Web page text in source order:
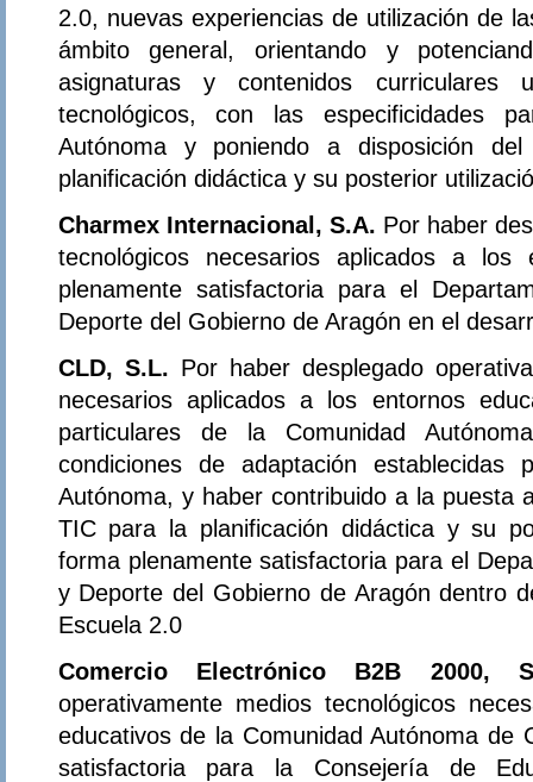
2.0, nuevas experiencias de utilización de
ámbito general, orientando y
asignaturas y contenidos curriculares
tecnológicos, con las especificidades
Autónoma y poniendo a disposición
planificación didáctica y su posterior
Charmex Internacional, S.A. Por haber
tecnológicos necesarios aplicados a los
plenamente satisfactoria para el
Deporte del Gobierno de Aragón en el
CLD, S.L. Por haber desplegado
necesarios aplicados a los entornos
particulares de la Comunidad
condiciones de adaptación establecidas
Autónoma, y haber contribuido a la puesta
TIC para la planificación didáctica y su
forma plenamente satisfactoria para el
y Deporte del Gobierno de Aragón dentro
Escuela 2.0
Comercio Electrónico B2B 2000,
operativamente medios tecnológicos
educativos de la Comunidad Autónoma de
satisfactoria para la Consejería de